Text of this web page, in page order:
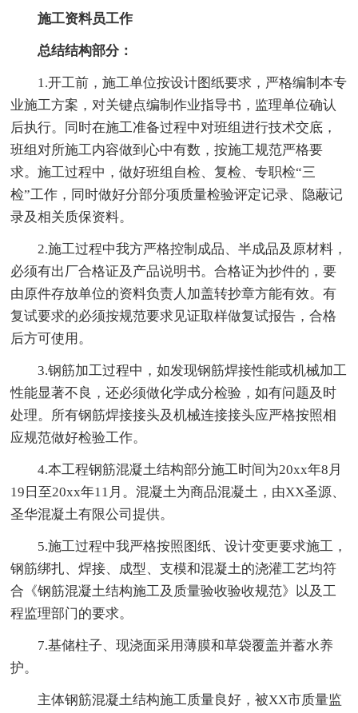
施工资料员工作
总结结构部分：
1.开工前，施工单位按设计图纸要求，严格编制本专
业施工方案，对关键点编制作业指导书，监理单位确认
后执行。同时在施工准备过程中对班组进行技术交底，
班组对所施工内容做到心中有数，按施工规范严格要
求。施工过程中，做好班组自检、复检、专职检“三
检”工作，同时做好分部分项质量检验评定记录、隐蔽记
录及相关质保资料。
2.施工过程中我方严格控制成品、半成品及原材料，
必须有出厂合格证及产品说明书。合格证为抄件的，要
由原件存放单位的资料负责人加盖转抄章方能有效。有
复试要求的必须按规范要求见证取样做复试报告，合格
后方可使用。
3.钢筋加工过程中，如发现钢筋焊接性能或机械加工
性能显著不良，还必须做化学成分检验，如有问题及时
处理。所有钢筋焊接接头及机械连接接头应严格按照相
应规范做好检验工作。
4.本工程钢筋混凝土结构部分施工时间为20xx年8月
19日至20xx年11月。混凝土为商品混凝土，由XX圣源、
圣华混凝土有限公司提供。
5.施工过程中我严格按照图纸、设计变更要求施工，
钢筋绑扎、焊接、成型、支模和混凝土的浇灌工艺均符
合《钢筋混凝土结构施工及质量验收验收规范》以及工
程监理部门的要求。
7.基储柱子、现浇面采用薄膜和草袋覆盖并蓄水养
护。
主体钢筋混凝土结构施工质量良好，被XX市质量监